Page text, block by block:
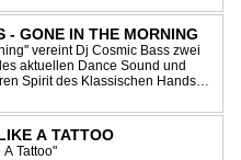
while the soaring lead
of pure euphori...
- GONE IN THE MORNING
vereint Dj Cosmic Bass zwei
aktuellen Dance Sound und
Spirit des Klassischen Hands
A TATTOO
Tattoo"